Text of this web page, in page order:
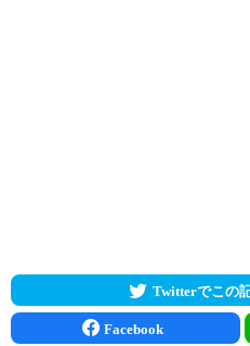
Twitterでこの
Facebook